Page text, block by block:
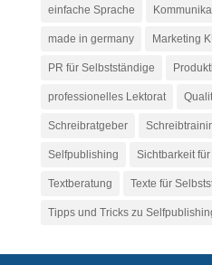
einfache Sprache
made in germany Marketing
PR für Selbstständige
professionelles Lektorat
Schreibratgeber
Selfpublishing Sichtbarkeit
Textberatung Texte für
Tipps und Tricks zu